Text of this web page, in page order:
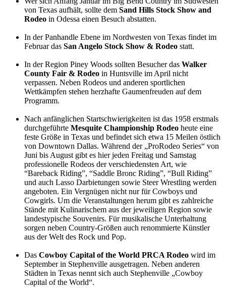
von Texas aufhält, sollte dem Sand Hills Stock Show and
Rodeo in Odessa einen Besuch abstatten.
In der Panhandle Ebene im Nordwesten von Texas findet im
Februar das San Angelo Stock Show & Rodeo statt.
In der Region Piney Woods sollten Besucher das Walker
County Fair & Rodeo in Huntsville im April nicht
verpassen. Neben Rodeos und anderen sportlichen
Wettkämpfen stehen herzhafte Gaumenfreuden auf dem
Programm.
Nach anfänglichen Startschwierigkeiten ist das 1958 erstmals
durchgeführte Mesquite Championship Rodeo heute eine
feste Größe in Texas und befindet sich etwa 15 Meilen östlich
von Downtown Dallas. Während der „ProRodeo Series“ von
Juni bis August gibt es hier jeden Freitag und Samstag
professionelle Rodeos der verschiedensten Art, wie
“Bareback Riding”, “Saddle Bronc Riding”, “Bull Riding”
und auch Lasso Darbietungen sowie Steer Wrestling werden
angeboten. Ein Vergnügen nicht nur für Cowboys und
Cowgirls. Um die Veranstaltungen herum gibt es zahlreiche
Stände mit Kulinarischem aus der jeweiligen Region sowie
landestypische Souvenirs. Für musikalische Unterhaltung
sorgen neben Country-Größen auch renommierte Künstler
aus der Welt des Rock und Pop.
Das Cowboy Capital of the World PRCA Rodeo wird im
September in Stephenville ausgetragen. Neben anderen
Städten in Texas nennt sich auch Stephenville „Cowboy
Capital of the World“.